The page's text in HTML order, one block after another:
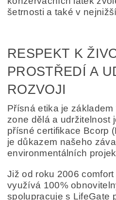
šetrnosti a také v
RESPEKT K
PROSTŘEDÍ A
ROZVOJI
Přísná etika je
zone dělá a udržitelnost
přísné certifikace Bcorp
je důkazem našeho
environmentálních
Již od roku 2006
využívá 100%
spolupracuje s LifeGate